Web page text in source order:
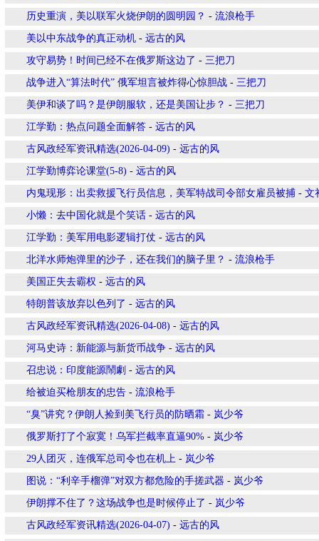
历史重演，美以联军火烧伊朗的圆明园？ - 流浪枪手
美以中东战争的真正动机 - 远古的风
攻守易势！时间已经不在俄罗斯这边了 - 三把刀
战争进入“算法时代” 俄军坦言被炸得心惊胆战 - 三把刀
美伊和谈了吗？是伊朗服软，还是美国让步？ - 三把刀
江学勤：热点问题全面解答 - 远古的风
古风政经军资讯精选(2026-04-09) - 远古的风
江学勤博弈论课堂(5-8) - 远古的风
内鬼现形：出卖救援飞行员信息，美军特战司令部女雇员被捕 - 文
小懒：去中国化就是个笑话 - 远古的风
江学勤：美军用电影逻辑打仗 - 远古的风
北洋水师炮弹里的沙子，还在我们的脑子里？ - 流浪枪手
美国正失去霸权 - 远古的风
特朗普该放弃以色列了 - 远古的风
古风政经军资讯精选(2026-04-08) - 远古的风
河马史诗：新能源与新货币战争 - 远古的风
召忠说：印度能源鬧劇 - 远古的风
给被迫买枪朋友的忠告 - 流浪枪手
“臭”讲究？伊朗人捡到美飞行员的防晒霜 - 岚少爷
俄罗斯打了个寂寞！乌军拦截率直逼90% - 岚少爷
29人团灭，连俄军总司令也在机上 - 岚少爷
图说：“利辛手榴弹”对双方都危险的手搓武器 - 岚少爷
伊朗撑不住了？这场战争也是时候停止了 - 岚少爷
古风政经军资讯精选(2026-04-07) - 远古的风